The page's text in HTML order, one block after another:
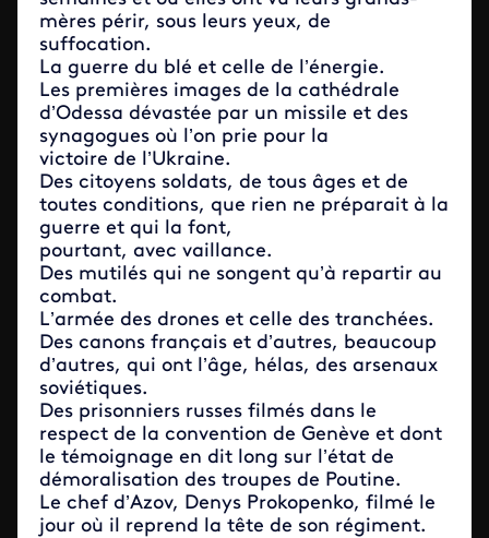
mères périr, sous leurs yeux, de
suffocation.
La guerre du blé et celle de l’énergie.
Les premières images de la cathédrale
d’Odessa dévastée par un missile et des
synagogues où l’on prie pour la
victoire de l’Ukraine.
Des citoyens soldats, de tous âges et de
toutes conditions, que rien ne préparait à la
guerre et qui la font,
pourtant, avec vaillance.
Des mutilés qui ne songent qu’à repartir au
combat.
L’armée des drones et celle des tranchées.
Des canons français et d’autres, beaucoup
d’autres, qui ont l’âge, hélas, des arsenaux
soviétiques.
Des prisonniers russes filmés dans le
respect de la convention de Genève et dont
le témoignage en dit long sur l’état de
démoralisation des troupes de Poutine.
Le chef d’Azov, Denys Prokopenko, filmé le
jour où il reprend la tête de son régiment.